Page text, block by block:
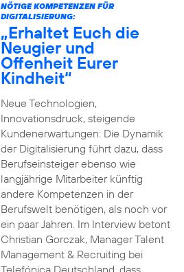
NÖTIGE KOMPETENZEN FÜR
DIGITALISIERUNG:
„Erhaltet Euch die
Neugier und
Offenheit Eurer
Kindheit“
Neue Technologien,
Innovationsdruck, steigende
Kundenerwartungen: Die Dynamik
der Digitalisierung führt dazu, dass
Berufseinsteiger ebenso wie
langjährige Mitarbeiter künftig
andere Kompetenzen in der
Berufswelt benötigen, als noch vor
ein paar Jahren. Im Interview betont
Christian Gorczak, Manager Talent
Management & Recruiting bei
Telefónica Deutschland, dass